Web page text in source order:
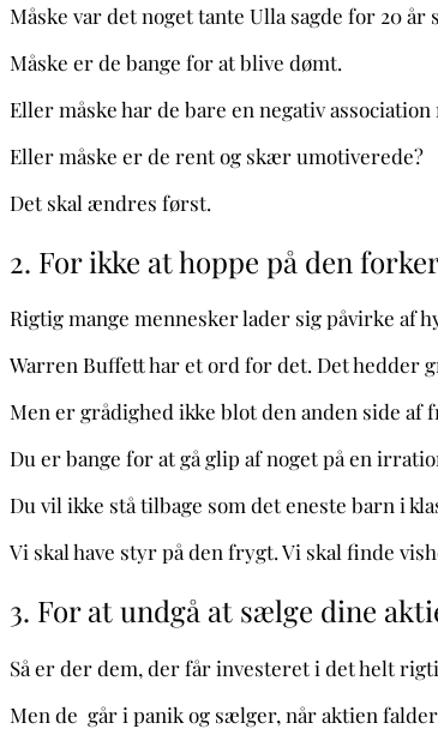
Måske var det noget tante Ulla sagde for 20 år
Måske er de bange for at blive dømt.
Eller måske har de bare en negativ
Eller måske er de rent og skær umotiverede?
Det skal ændres først.
2. For ikke at hoppe på den
Rigtig mange mennesker lader sig påvirke af
Warren Buffett har et ord for det. Det hedder
Men er grådighed ikke blot den anden side af
Du er bange for at gå glip af noget på en
Du vil ikke stå tilbage som det eneste barn i
Vi skal have styr på den frygt. Vi skal finde
3. For at undgå at sælge dine
Så er der dem, der får investeret i det helt
Men de går i panik og sælger, når aktien